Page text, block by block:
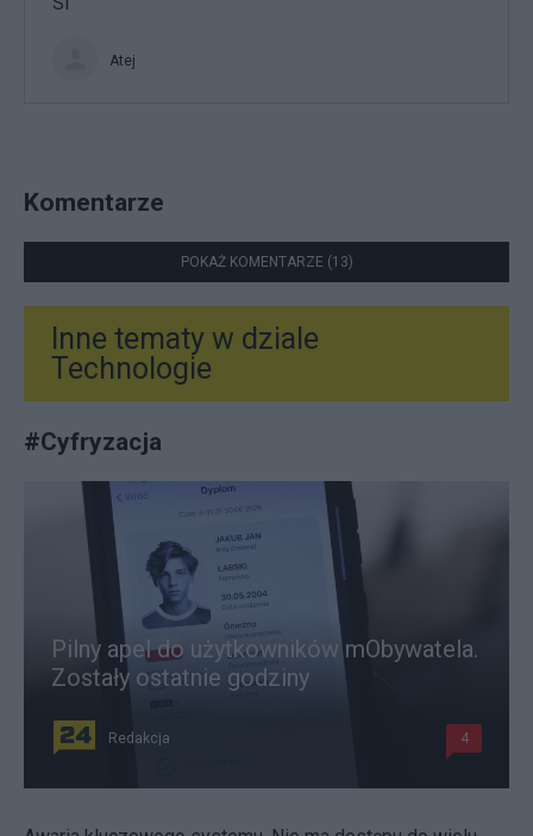
Atej
Komentarze
POKAŻ KOMENTARZE (13)
Inne tematy w dziale
Technologie
#Cyfryzacja
Pilny apel do użytkowników mObywatela.
Zostały ostatnie godziny
Redakcja 4